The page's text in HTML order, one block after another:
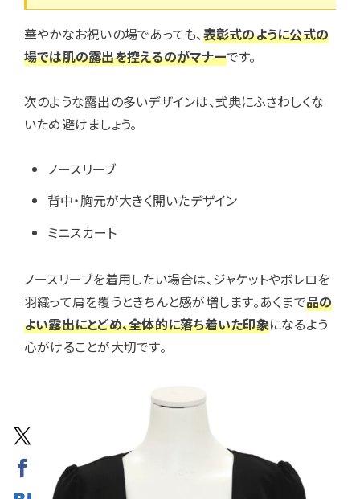
華やかなお祝いの場であっても、表彰式のように公式の
場では肌の露出を控えるのがマナーです。
次のような露出の多いデザインは、式典にふさわしくな
いため避けましょう。
ノースリーブ
背中・胸元が大きく開いたデザイン
ミニスカート
ノースリーブを着用したい場合は、ジャケットやボレロを
羽織って肩を覆うときちんと感が増します。あくまで品の
よい露出にとどめ、全体的に落ち着いた印象になるよう
心がけることが大切です。